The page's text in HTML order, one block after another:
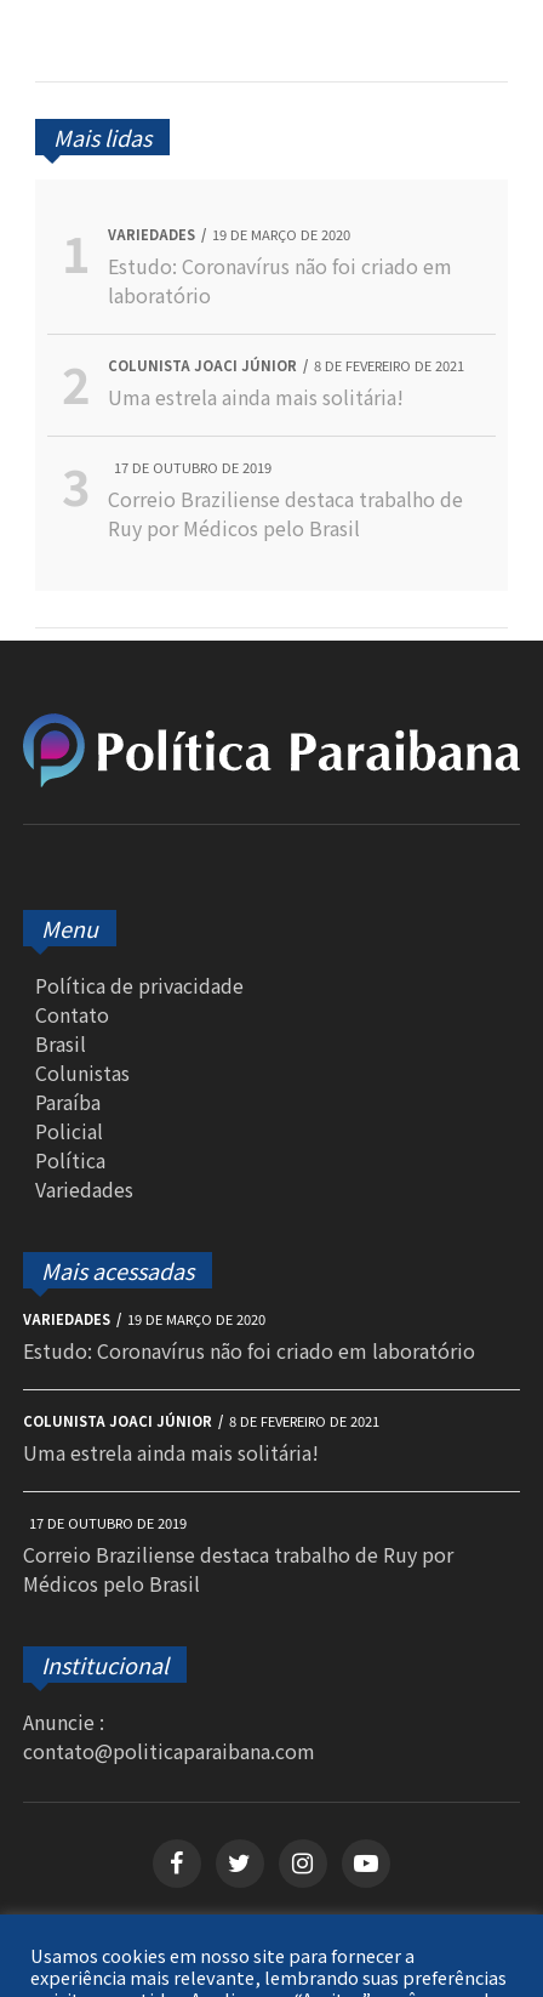
Mais lidas
VARIEDADES 19 DE MARÇO DE 2020
Estudo: Coronavírus não foi criado em
laboratório
COLUNISTA JOACI JÚNIOR 8 DE FEVEREIRO DE 2021
Uma estrela ainda mais solitária!
17 DE OUTUBRO DE 2019
Correio Braziliense destaca trabalho de
Ruy por Médicos pelo Brasil
Menu
Política de privacidade
Contato
Brasil
Colunistas
Paraíba
Policial
Política
Variedades
Mais acessadas
VARIEDADES 19 DE MARÇO DE 2020
Estudo: Coronavírus não foi criado em laboratório
COLUNISTA JOACI JÚNIOR 8 DE FEVEREIRO DE 2021
Uma estrela ainda mais solitária!
17 DE OUTUBRO DE 2019
Correio Braziliense destaca trabalho de Ruy por
Médicos pelo Brasil
Institucional
Anuncie :
contato@politicaparaibana.com
Copyright © 2026Política Paraibana. Todos os
Usamos cookies em nosso site para fornecer a
experiência mais relevante, lembrando suas preferências